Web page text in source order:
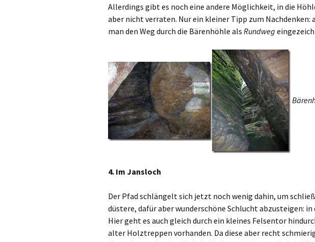
Allerdings gibt es noch eine andere Möglichkeit, in die
aber nicht verraten. Nur ein kleiner Tipp zum
man den Weg durch die Bärenhöhle als Rundweg
4. Im Jansloch
Der Pfad schlängelt sich jetzt noch wenig dahin, um
düstere, dafür aber wunderschöne Schlucht abzusteigen:
Hier geht es auch gleich durch ein kleines Felsentor
alter Holztreppen vorhanden. Da diese aber recht